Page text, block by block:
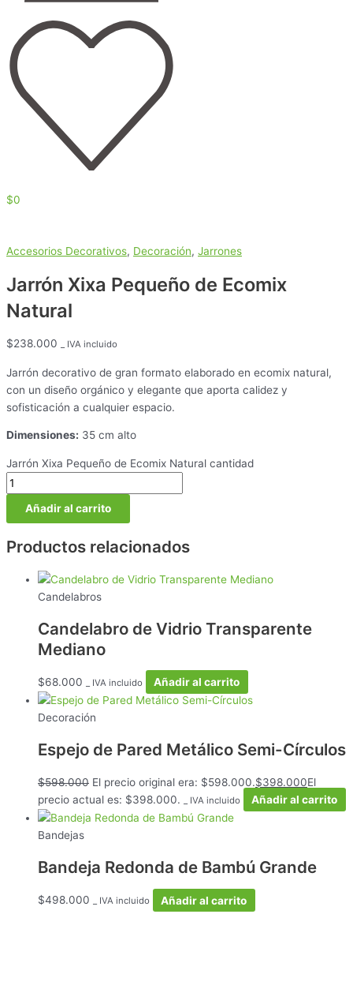
$0
Accesorios Decorativos, Decoración, Jarrones
Jarrón Xixa Pequeño de Ecomix
Natural
$238.000 _ IVA incluido
Jarrón decorativo de gran formato elaborado en ecomix natural,
con un diseño orgánico y elegante que aporta calidez y
sofisticación a cualquier espacio.
Dimensiones: 35 cm alto
Jarrón Xixa Pequeño de Ecomix Natural cantidad
Añadir al carrito
Productos relacionados
Candelabros
Candelabro de Vidrio Transparente
Mediano
$68.000 _ IVA incluido Añadir al carrito
Decoración
Espejo de Pared Metálico Semi-Círculos
$598.000 El precio original era: $598.000.$398.000El
precio actual es: $398.000.
_ IVA incluido Añadir al carrito
Bandejas
Bandeja Redonda de Bambú Grande
$498.000 _ IVA incluido Añadir al carrito